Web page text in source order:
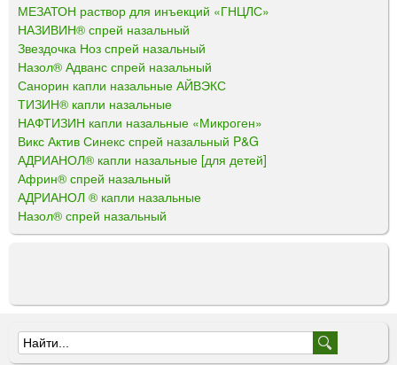
МЕЗАТОН раствор для инъекций «ГНЦЛС»
НАЗИВИН® спрей назальный
Звездочка Ноз спрей назальный
Назол® Адванс спрей назальный
Санорин капли назальные АЙВЭКС
ТИЗИН® капли назальные
НАФТИЗИН капли назальные «Микроген»
Викс Актив Синекс спрей назальный P&G
АДРИАНОЛ® капли назальные [для детей]
Африн® спрей назальный
АДРИАНОЛ ® капли назальные
Назол® спрей назальный
Ф